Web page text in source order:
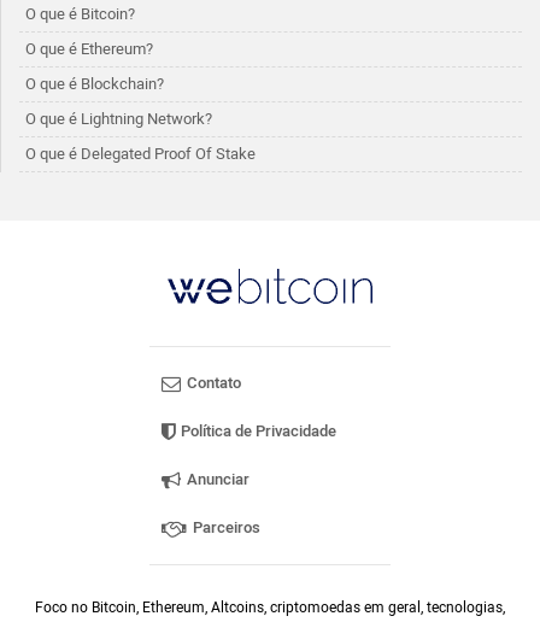
O que é Bitcoin?
O que é Ethereum?
O que é Blockchain?
O que é Lightning Network?
O que é Delegated Proof Of Stake
Contato
Política de Privacidade
Anunciar
Parceiros
Foco no Bitcoin, Ethereum, Altcoins, criptomoedas em geral, tecnologias,